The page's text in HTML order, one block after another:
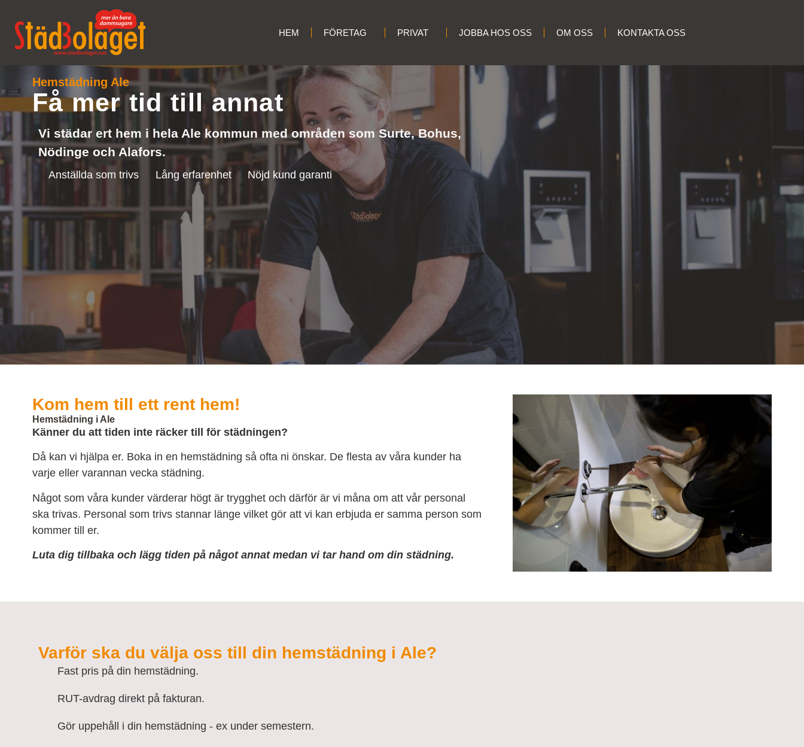
HEM FÖRETAG PRIVAT JOBBA HOS OSS OM OSS KONTAKTA OSS
Hemstädning Ale
Få mer tid till annat
Vi städar ert hem i hela Ale kommun med områden som Surte, Bohus,
Nödinge och Alafors.
Anställda som trivs Lång erfarenhet Nöjd kund garanti
Kom hem till ett rent hem!
Hemstädning i Ale
Känner du att tiden inte räcker till för städningen?
Då kan vi hjälpa er. Boka in en hemstädning så ofta ni önskar. De flesta av våra kunder ha
varje eller varannan vecka städning.
Något som våra kunder värderar högt är trygghet och därför är vi måna om att vår personal
ska trivas. Personal som trivs stannar länge vilket gör att vi kan erbjuda er samma person som
kommer till er.
Luta dig tillbaka och lägg tiden på något annat medan vi tar hand om din städning.
Varför ska du välja oss till din hemstädning i Ale?
Fast pris på din hemstädning.
RUT-avdrag direkt på fakturan.
Gör uppehåll i din hemstädning - ex under semestern.